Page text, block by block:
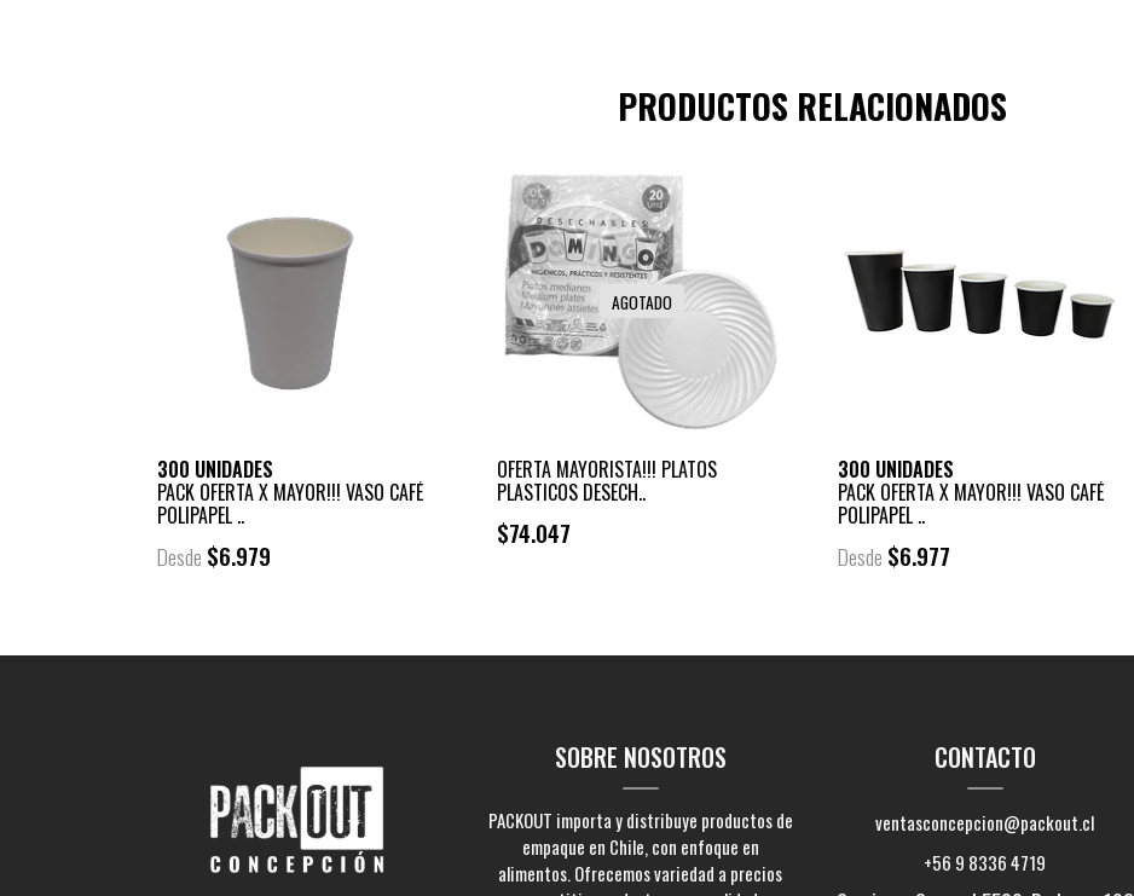
PRODUCTOS RELACIONADOS
300 UNIDADES
PACK OFERTA X MAYOR!!! VASO CAFÉ
POLIPAPEL ..
Desde $6.979
AGOTADO
OFERTA MAYORISTA!!! PLATOS
PLASTICOS DESECH..
$74.047
300 UNIDADES
PACK OFERTA X MAYOR!!! VASO CAFÉ
POLIPAPEL ..
Desde $6.977
SOBRE NOSOTROS
PACKOUT importa y distribuye productos de
empaque en Chile, con enfoque en
alimentos. Ofrecemos variedad a precios
CONTACTO
ventasconcepcion@packout.cl
+56 9 8336 4719